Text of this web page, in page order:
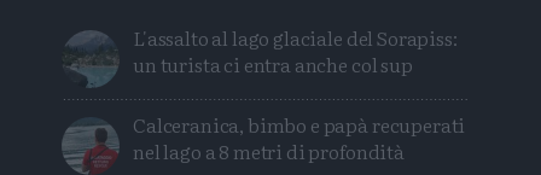
L'assalto al lago glaciale del Sorapiss:
un turista ci entra anche col sup
Calceranica, bimbo e papà recuperati
nel lago a 8 metri di profondità